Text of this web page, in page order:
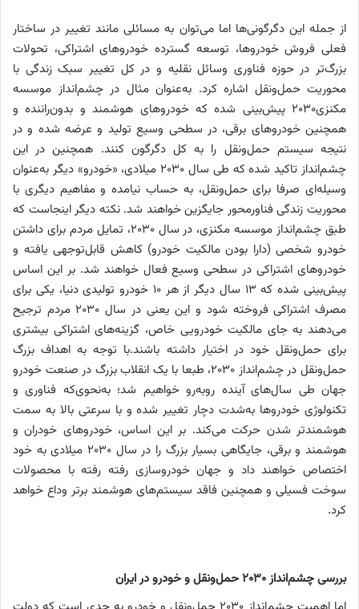
از جمله این دگرگونی‌ها اما می‌توان به مسائلی مانند تغییر در ساختار
فعلی فروش خودروها، توسعه گسترده خودروهای اشتراکی، تحولات
بزرگ‌تر در حوزه فناوری وسائل نقلیه و در کل تغییر سبک زندگی با
محوریت حمل‌و‌نقل اشاره کرد. به‌عنوان مثال در چشم‌انداز موسسه
مکنزی2030 پیش‌بینی شده که خودروهای هوشمند و بدون‌راننده و
همچنین خودروهای برقی، در سطحی وسیع تولید و عرضه شده و در
نتیجه سیستم حمل‌و‌نقل را به کل دگرگون کنند. همچنین در این
چشم‌انداز تاکید شده که طی سال 2030 میلادی، «خودرو» دیگر به‌عنوان
وسیله‌ای صرفا برای حمل‌و‌نقل، به حساب نیامده و مفاهیم دیگری با
محوریت زندگی فناورمحور جایگزین خواهند شد. نکته دیگر اینجاست که
طبق چشم‌انداز موسسه مکنزی، در سال 2030، تمایل مردم برای داشتن
خودرو شخصی (دارا بودن مالکیت خودرو) کاهش قابل‌توجهی یافته و
خودروهای اشتراکی در سطحی وسیع فعال خواهند شد. بر این اساس
پیش‌بینی شده که 13 سال دیگر از هر 10 خودرو تولیدی دنیا، یکی برای
مصرف اشتراکی فروخته شود و این یعنی در سال 2030 مردم ترجیح
می‌دهند به جای مالکیت خودرویی خاص، گزینه‌های اشتراکی بیشتری
برای حمل‌و‌نقل خود در اختیار داشته باشند.با توجه به اهداف بزرگ
حمل‌و‌نقل در چشم‌انداز 2030، طبعا با یک انقلاب بزرگ در صنعت خودرو
جهان طی سال‌های آینده روبه‌رو خواهیم شد؛ به‌نحوی‌که فناوری و
تکنولوژی خودروها به‌شدت دچار تغییر شده و با سرعتی بالا به سمت
هوشمندتر شدن حرکت می‌کند. بر این اساس، خودروهای خودران و
هوشمند و برقی، جایگاهی بسیار بزرگ را در سال 2030 میلادی به خود
اختصاص خواهند داد و جهان خودروسازی رفته رفته با محصولات
سوخت فسیلی و همچنین فاقد سیستم‌های هوشمند برتر وداع خواهد
کرد.
بررسی چشم‌انداز 2030 حمل‌و‌نقل و خودرو در ایران